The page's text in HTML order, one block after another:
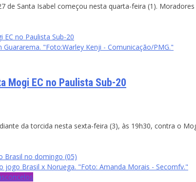
de Santa Isabel começou nesta quarta-feira (1).
"Foto:Warley Kenji - Comunicação/PMG."
Mogi EC no Paulista Sub-20
da torcida nesta sexta-feira (3), às 19h30, contra o
jogo Brasil x Noruega. "Foto: Amanda Morais - Secomfv."